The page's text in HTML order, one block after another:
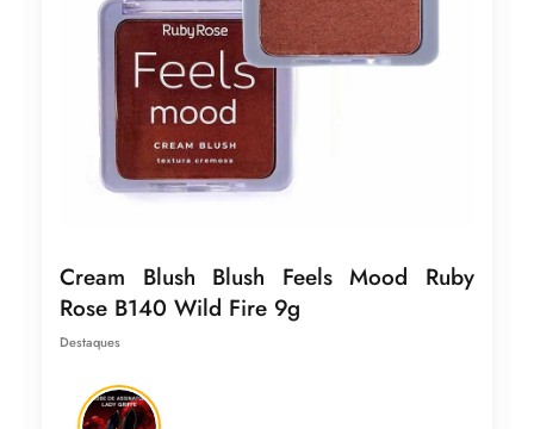
Cream Blush Blush Feels Mood Ruby
Rose B140 Wild Fire 9g
Destaques